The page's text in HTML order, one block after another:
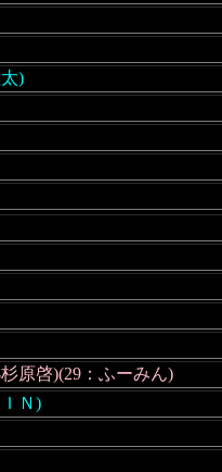
)
原啓)(29：ふーみん)
Ｎ)